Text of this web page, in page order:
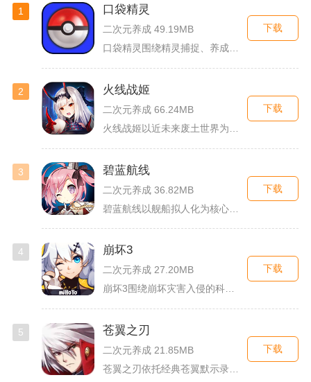
1 口袋精灵
二次元养成 49.19MB
下载
2 火线战姬
二次元养成 66.24MB
下载
3 碧蓝航线
二次元养成 36.82MB
下载
4 崩坏3
二次元养成 27.20MB
崩坏3围绕崩坏灾害入侵的科幻世界观展开，玩家以舰长身份操控多...
下载
5 苍翼之刃
二次元养成 21.85MB
下载